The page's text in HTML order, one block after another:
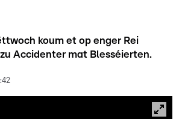
koum et op enger Rei
Accidenter mat Blesséierten.